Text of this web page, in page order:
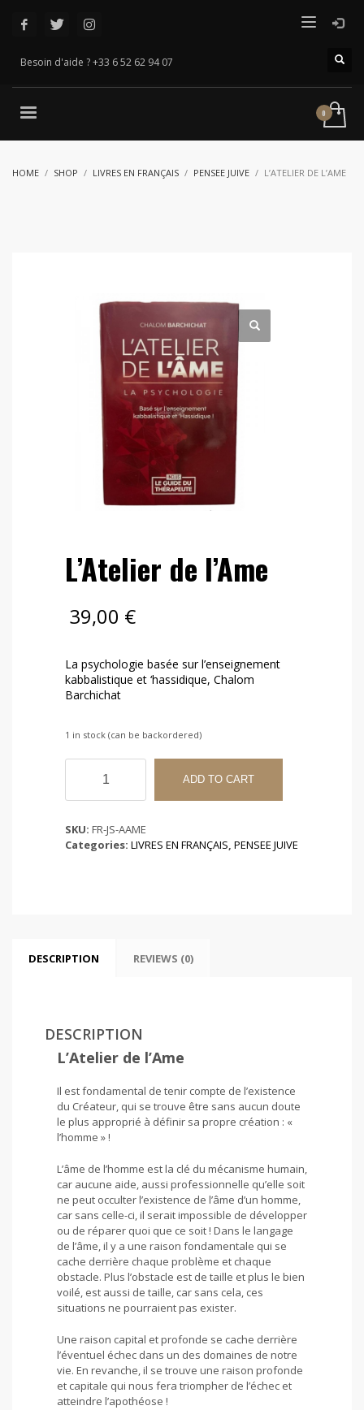
Besoin d'aide ? +33 6 52 62 94 07
HOME SHOP LIVRES EN FRANÇAIS PENSEE JUIVE L’ATELIER DE L’AME
L’Atelier de l’Ame
39,00 €
La psychologie basée sur l’enseignement
kabbalistique et ‘hassidique, Chalom
Barchichat
1 in stock (can be backordered)
L'Atelier
l'Ame
ADD TO CART
SKU: FR-JS-AAME
Categories: LIVRES EN FRANÇAIS, PENSEE JUIVE
DESCRIPTION REVIEWS (0)
DESCRIPTION
L’Atelier de l’Ame
Il est fondamental de tenir compte de l’existence
du Créateur, qui se trouve être sans aucun doute
le plus approprié à définir sa propre création : «
l’homme » !
L’âme de l’homme est la clé du mécanisme humain,
car aucune aide, aussi professionnelle qu’elle soit
ne peut occulter l’existence de l’âme d’un homme,
car sans celle-ci, il serait impossible de développer
ou de réparer quoi que ce soit ! Dans le langage
de l’âme, il y a une raison fondamentale qui se
cache derrière chaque problème et chaque
obstacle. Plus l’obstacle est de taille et plus le bien
voilé, est aussi de taille, car sans cela, ces
situations ne pourraient pas exister.
Une raison capital et profonde se cache derrière
l’éventuel échec dans un des domaines de notre
vie. En revanche, il se trouve une raison profonde
et capitale qui nous fera triompher de l’échec et
atteindre l’apothéose !